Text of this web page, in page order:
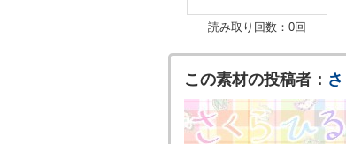
読み取り回数：0回
この素材の投稿者：